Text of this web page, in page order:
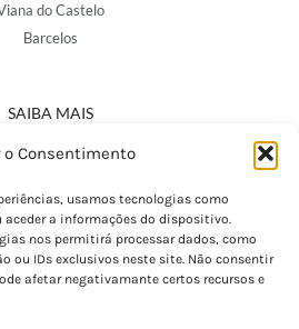
o Consentimento
usamos tecnologias como
a informações do dispositivo.
nos permitirá processar dados, como
ou IDs exclusivos neste site. Não consentir
afetar negativamante certos recursos e
do Castelo
Barcelos
SAIBA MAIS
de Privacidade
e Condições
Frequentes
Custos de Envio
Internacionais